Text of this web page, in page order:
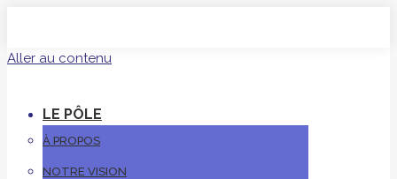
Aller au contenu
LE PÔLE
À PROPOS
NOTRE VISION